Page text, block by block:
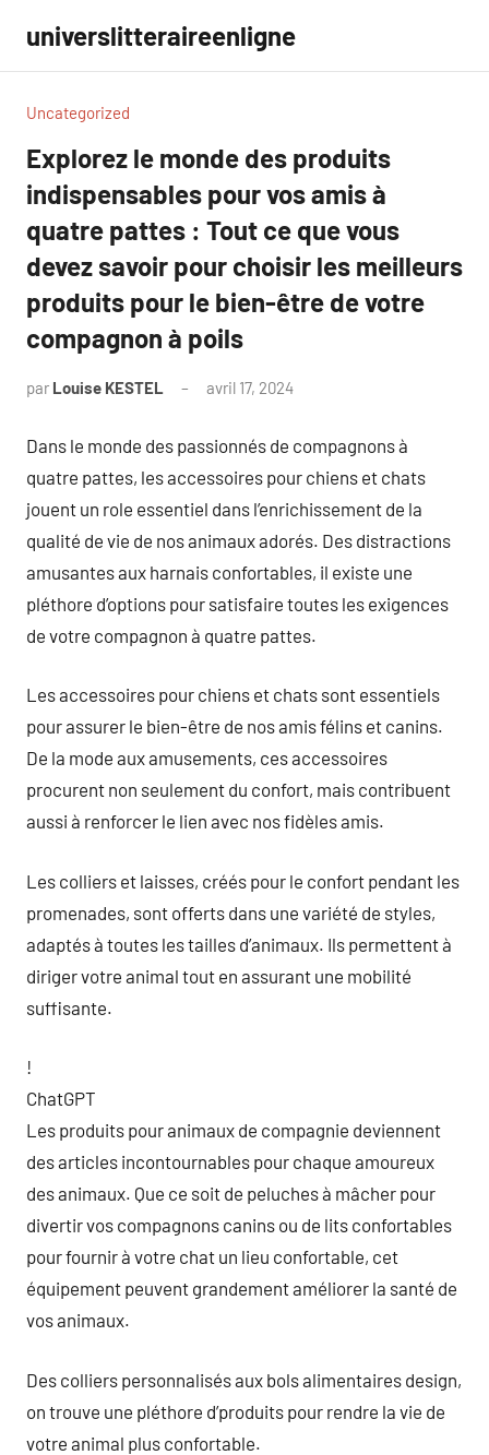
contenu
universlitteraireenligne
Uncategorized
Explorez le monde des produits
indispensables pour vos amis à
quatre pattes : Tout ce que vous
devez savoir pour choisir les meilleurs
produits pour le bien-être de votre
compagnon à poils
par Louise KESTEL avril 17, 2024
Dans le monde des passionnés de compagnons à
quatre pattes, les accessoires pour chiens et chats
jouent un role essentiel dans l’enrichissement de la
qualité de vie de nos animaux adorés. Des distractions
amusantes aux harnais confortables, il existe une
pléthore d’options pour satisfaire toutes les exigences
de votre compagnon à quatre pattes.
Les accessoires pour chiens et chats sont essentiels
pour assurer le bien-être de nos amis félins et canins.
De la mode aux amusements, ces accessoires
procurent non seulement du confort, mais contribuent
aussi à renforcer le lien avec nos fidèles amis.
Les colliers et laisses, créés pour le confort pendant les
promenades, sont offerts dans une variété de styles,
adaptés à toutes les tailles d’animaux. Ils permettent à
diriger votre animal tout en assurant une mobilité
suffisante.
!
ChatGPT
Les produits pour animaux de compagnie deviennent
des articles incontournables pour chaque amoureux
des animaux. Que ce soit de peluches à mâcher pour
divertir vos compagnons canins ou de lits confortables
pour fournir à votre chat un lieu confortable, cet
équipement peuvent grandement améliorer la santé de
vos animaux.
Des colliers personnalisés aux bols alimentaires design,
on trouve une pléthore d’produits pour rendre la vie de
votre animal plus confortable.